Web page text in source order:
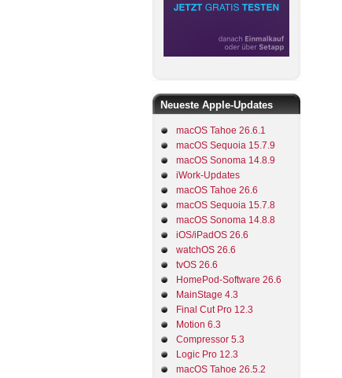
Neueste Apple-Updates
macOS Tahoe 26.6.1
macOS Sequoia 15.7.9
macOS Sonoma 14.8.9
iWork-Updates
macOS Tahoe 26.6
macOS Sequoia 15.7.8
macOS Sonoma 14.8.8
iOS/iPadOS 26.6
watchOS 26.6
tvOS 26.6
HomePod-Software 26.6
MainStage 4.3
Final Cut Pro 12.3
Motion 6.3
Compressor 5.3
Logic Pro 12.3
macOS Tahoe 26.5.2